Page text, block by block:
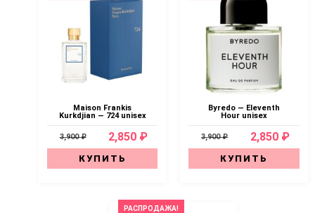
Maison Frankis
Kurkdjian — 724 unisex
3,900 ₽ 2,850 ₽
КУПИТЬ
Byredo — Eleventh
Hour unisex
3,900 ₽ 2,850 ₽
КУПИТЬ
РАСПРОДАЖА!